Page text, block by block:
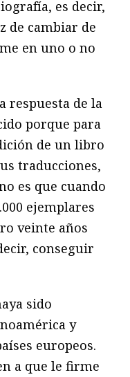
es decir,
de cambiar de
en uno o no
respuesta de la
porque para
de un libro
traducciones,
es que cuando
ejemplares
veinte años
conseguir
sido
y
europeos.
a que le firme